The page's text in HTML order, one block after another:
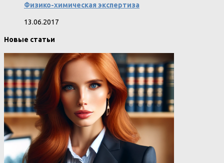
Физико-химическая экспертиза
13.06.2017
Новые статьи